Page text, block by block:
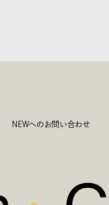
NEWへのお問い合わせ